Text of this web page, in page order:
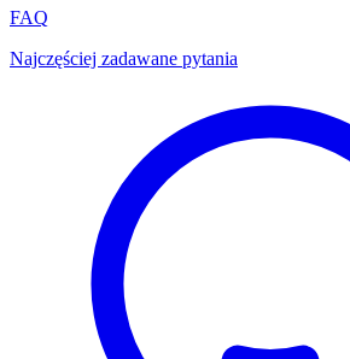
FAQ
Najczęściej zadawane pytania